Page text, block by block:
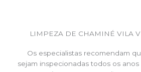
LIMPEZA DE CHAMINÉ VILA
Os especialistas recomendam
sejam inspecionadas todos os